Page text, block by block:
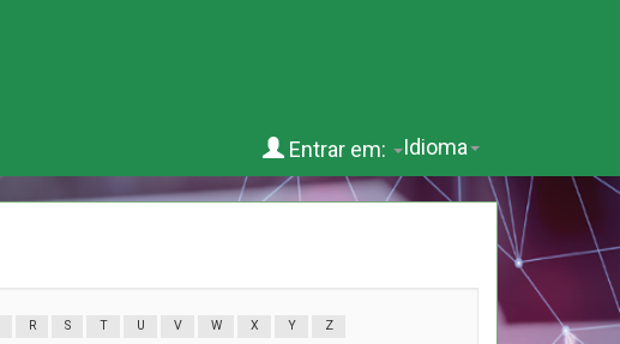
Idioma
Entrar em:
R S T U V W X Y Z